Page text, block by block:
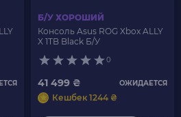
Б/У ХОРОШИЙ
Консоль Asus ROG Xbox ALLY
X 1TB Black Б/У
0
41 499 ₴ ОЖИДАЕТСЯ
Кешбек 1244 ₴